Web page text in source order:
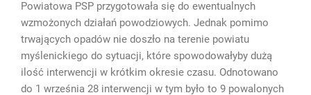
Powiatowa PSP przygotowała się do ewentualnych
wzmożonych działań powodziowych. Jednak pomimo
trwających opadów nie doszło na terenie powiatu
myślenickiego do sytuacji, które spowodowałyby dużą
ilość interwencji w krótkim okresie czasu. Odnotowano
do 1 września 28 interwencji w tym było to 9 powalonych